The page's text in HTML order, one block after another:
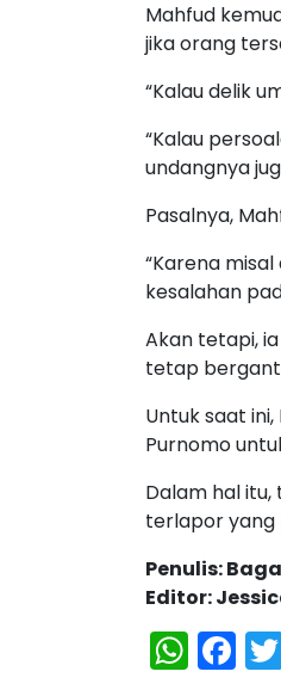
Mahfud
jika orang
“Kalau delik
“Kalau
undangnya
Pasalnya,
“Karena
kesalahan
Akan tetapi,
tetap
Untuk saat
Purnomo
Dalam hal
terlapor yang
Penulis:
Editor: